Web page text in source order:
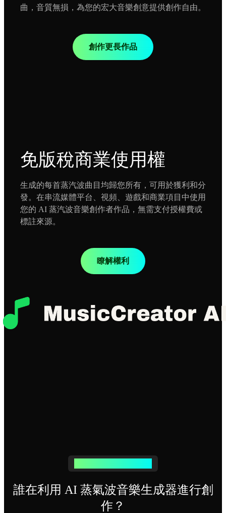
曲，音質無損，為您的宏大音樂創意提供創作自由。
創作更長作品
免版稅商業使用權
生成的每首蒸汽波曲目均歸您所有，可用於獲利和分
發。在串流媒體平台、視頻、遊戲和商業項目中使用
您的 AI 蒸汽波音樂創作者作品，無需支付授權費或
標註來源。
瞭解權利
誰在利用 AI 蒸氣波音樂生成器進行創
作？